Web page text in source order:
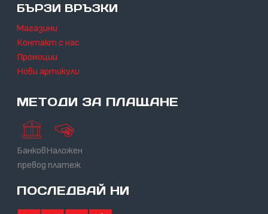
БЪРЗИ ВРЪЗКИ
Магазини
Контакт с нас
Промоции
Нови артикули
МЕТОДИ ЗА ПЛАЩАНЕ
Банков
превод
Наложен
платеж
ПОСЛЕДВАЙ НИ